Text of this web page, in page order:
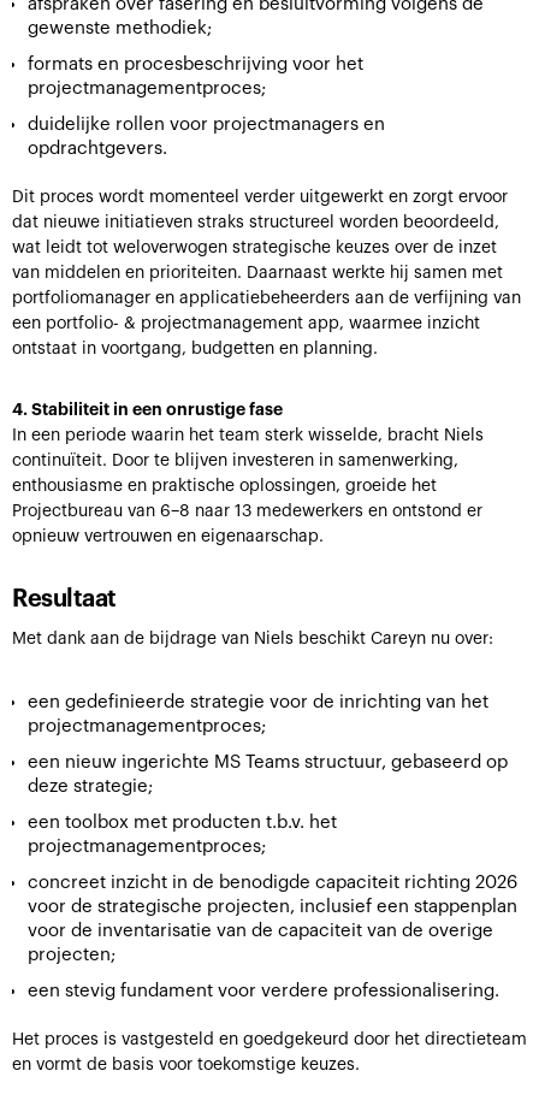
afspraken over fasering en besluitvorming volgens de
gewenste methodiek;
formats en procesbeschrijving voor het
projectmanagementproces;
duidelijke rollen voor projectmanagers en
opdrachtgevers.
Dit proces wordt momenteel verder uitgewerkt en zorgt ervoor
dat nieuwe initiatieven straks structureel worden beoordeeld,
wat leidt tot weloverwogen strategische keuzes over de inzet
van middelen en prioriteiten. Daarnaast werkte hij samen met
portfoliomanager en applicatiebeheerders aan de verfijning van
een portfolio- & projectmanagement app, waarmee inzicht
ontstaat in voortgang, budgetten en planning.
4. Stabiliteit in een onrustige fase
In een periode waarin het team sterk wisselde, bracht Niels
continuïteit. Door te blijven investeren in samenwerking,
enthousiasme en praktische oplossingen, groeide het
Projectbureau van 6–8 naar 13 medewerkers en ontstond er
opnieuw vertrouwen en eigenaarschap.
Resultaat
Met dank aan de bijdrage van Niels beschikt Careyn nu over:
een gedefinieerde strategie voor de inrichting van het
projectmanagementproces;
een nieuw ingerichte MS Teams structuur, gebaseerd op
deze strategie;
een toolbox met producten t.b.v. het
projectmanagementproces;
concreet inzicht in de benodigde capaciteit richting 2026
voor de strategische projecten, inclusief een stappenplan
voor de inventarisatie van de capaciteit van de overige
projecten;
een stevig fundament voor verdere professionalisering.
Het proces is vastgesteld en goedgekeurd door het directieteam
en vormt de basis voor toekomstige keuzes.